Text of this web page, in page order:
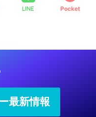
LINE Pocket
最新情報